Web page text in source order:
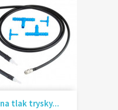
tlak trysky...